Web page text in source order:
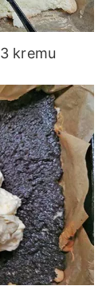
kremu